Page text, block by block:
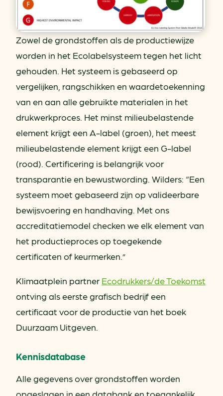
Zowel de grondstoffen als de productiewijze
worden in het Ecolabelsysteem tegen het licht
gehouden. Het systeem is gebaseerd op
vergelijken, rangschikken en waardetoekenning
van en aan alle gebruikte materialen in het
drukwerkproces. Het minst milieubelastende
element krijgt een A-label (groen), het meest
milieubelastende element krijgt een G-label
(rood). Certificering is belangrijk voor
transparantie en bewustwording. Wilders: “Een
systeem moet gebaseerd zijn op valideerbare
bewijsvoering en handhaving. Met ons
accreditatiemodel checken we elk element van
het productieproces op toegekende
certificaten of keurmerken.”
Klimaatplein partner Ecodrukkers/de Toekomst
ontving als eerste grafisch bedrijf een
certificaat voor de productie van het boek
Duurzaam Uitgeven.
Kennisdatabase
Alle gegevens over grondstoffen worden
opgeslagen in een databank en toegankelijk